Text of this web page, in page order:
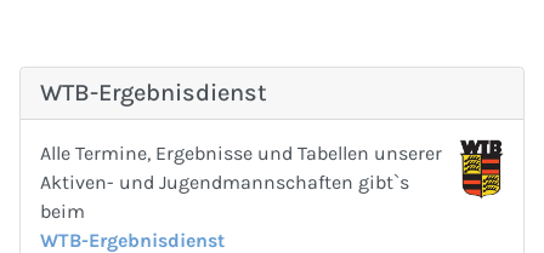
WTB-Ergebnisdienst
Alle Termine, Ergebnisse und Tabellen unserer
Aktiven- und Jugendmannschaften gibt`s
beim
WTB-Ergebnisdienst